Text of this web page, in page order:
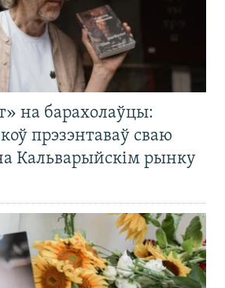
на барахолаўцы:
прэзэнтаваў сваю
Кальварыйскім рынку